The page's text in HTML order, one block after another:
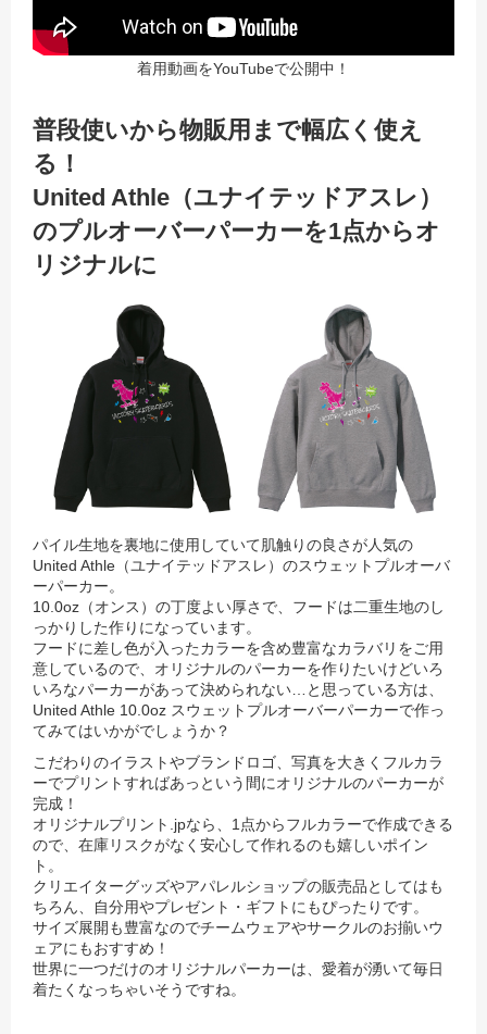
着用動画をYouTubeで公開中！
普段使いから物販用まで幅広く使え
る！
United Athle（ユナイテッドアスレ）
のプルオーバーパーカーを1点からオ
リジナルに
パイル生地を裏地に使用していて肌触りの良さが人気の
United Athle（ユナイテッドアスレ）のスウェットプルオーバ
ーパーカー。
10.0oz（オンス）の丁度よい厚さで、フードは二重生地のし
っかりした作りになっています。
フードに差し色が入ったカラーを含め豊富なカラバリをご用
意しているので、 オリジナルのパーカーを作りたいけどいろ
いろなパーカーがあって決められない…と思っている方は、
United Athle 10.0oz スウェットプルオーバーパーカーで作っ
てみてはいかがでしょうか？
こだわりのイラストやブランドロゴ、写真を大きくフルカラ
ーでプリントすればあっという間にオリジナルのパーカーが
完成！
オリジナルプリント.jpなら、1点からフルカラーで作成できる
ので、在庫リスクがなく安心して作れるのも嬉しいポイン
ト。
クリエイターグッズやアパレルショップの販売品としてはも
ちろん、自分用やプレゼント・ギフトにもぴったりです。
サイズ展開も豊富なのでチームウェアやサークルのお揃いウ
ェアにもおすすめ！
世界に一つだけのオリジナルパーカーは、愛着が湧いて毎日
着たくなっちゃいそうですね。